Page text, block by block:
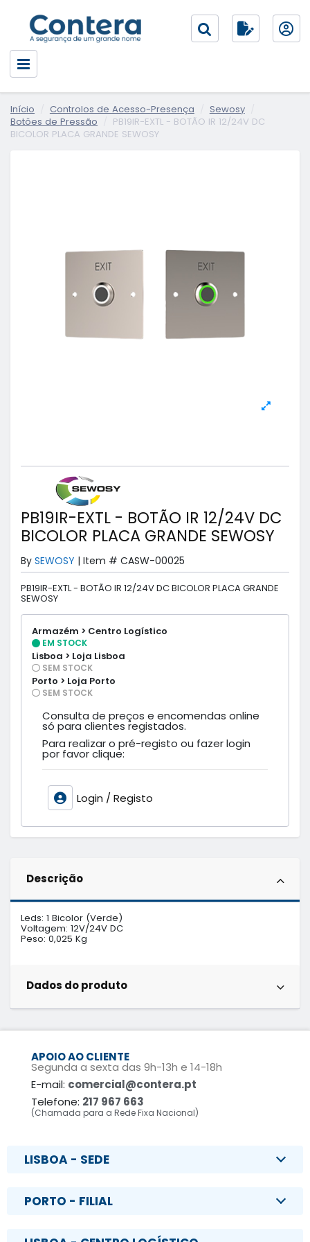
Início Controlos de Acesso-Presença
Sewosy
Botões de Pressão
PB19IR-EXTL - BOTÃO IR 12/24V DC
BICOLOR PLACA GRANDE SEWOSY
PB19IR-EXTL - BOTÃO IR 12/24V DC
BICOLOR PLACA GRANDE SEWOSY
By SEWOSY | Item # CASW-00025
PB19IR-EXTL - BOTÃO IR 12/24V DC BICOLOR PLACA GRANDE
SEWOSY
Armazém > Centro Logístico
EM STOCK
Lisboa > Loja Lisboa
SEM STOCK
Porto > Loja Porto
SEM STOCK
Consulta de preços e encomendas online
só para clientes registados.
Para realizar o pré-registo ou fazer login
por favor clique:
Login / Registo
Descrição
Leds: 1 Bicolor (Verde)
Voltagem: 12V/24V DC
Peso: 0,025 Kg
Dados do produto
APOIO AO CLIENTE
Segunda a sexta das 9h-13h e 14-18h
E-mail: comercial@contera.pt
Telefone: 217 967 663
(Chamada para a Rede Fixa Nacional)
LISBOA - SEDE
PORTO - FILIAL